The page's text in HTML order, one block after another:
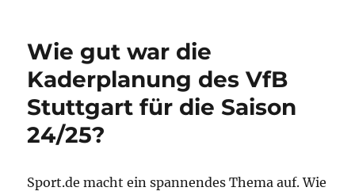
Wie gut war die
Kaderplanung des VfB
Stuttgart für die Saison
24/25?
Sport.de macht ein spannendes Thema auf. Wie